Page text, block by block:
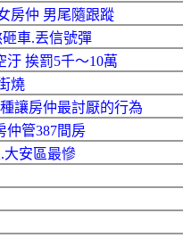
房仲 男尾隨跟蹤
車.丟信號彈
汙 挨罰5千～10萬
燒
讓房仲最討厭的行為
管387間房
大安區最慘